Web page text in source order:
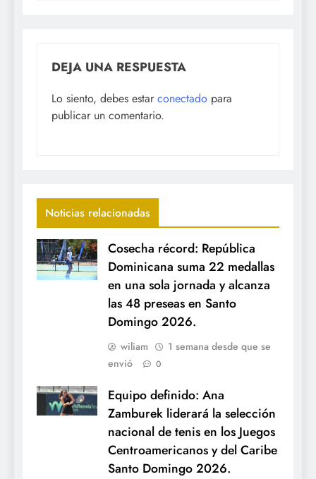
DEJA UNA RESPUESTA
Lo siento, debes estar conectado para
publicar un comentario.
Noticias relacionadas
Cosecha récord: República
Dominicana suma 22 medallas
en una sola jornada y alcanza
las 48 preseas en Santo
Domingo 2026.
wiliam
1 semana desde que se
envió
0
Equipo definido: Ana
Zamburek liderará la selección
nacional de tenis en los Juegos
Centroamericanos y del Caribe
Santo Domingo 2026.